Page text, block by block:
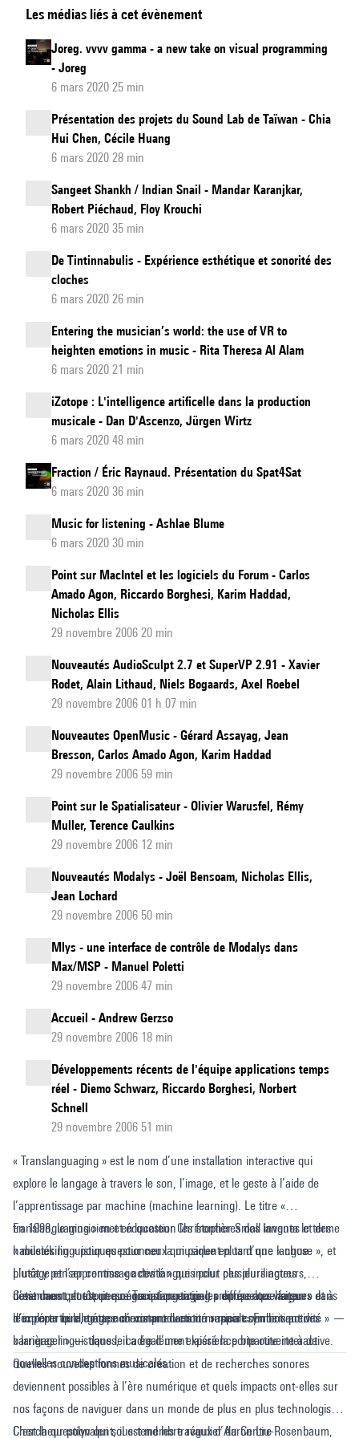
de
l’installation
interactive
Translanguaging
Les médias liés à cet évènement
Joreg. vvvv gamma - a new take on visual programming
- Joreg
6 mars 2020 25 min
Présentation des projets du Sound Lab de Taïwan - Chia
Hui Chen, Cécile Huang
6 mars 2020 28 min
Sangeet Shankh / Indian Snail - Mandar Karanjkar,
Robert Piéchaud, Floy Krouchi
6 mars 2020 35 min
De Tintinnabulis - Expérience esthétique et sonorité des
cloches
6 mars 2020 26 min
Entering the musician’s world: the use of VR to
heighten emotions in music - Rita Theresa Al Alam
6 mars 2020 21 min
iZotope : L'intelligence artificelle dans la production
musicale - Dan D'Ascenzo, Jürgen Wirtz
6 mars 2020 48 min
Fraction / Éric Raynaud. Présentation du Spat4Sat
6 mars 2020 36 min
Music for listening - Ashlae Blume
6 mars 2020 30 min
Point sur MacIntel et les logiciels du Forum - Carlos
Amado Agon, Riccardo Borghesi, Karim Haddad,
Nicholas Ellis
29 novembre 2006 20 min
Nouveautés AudioSculpt 2.7 et SuperVP 2.91 - Xavier
Rodet, Alain Lithaud, Niels Bogaards, Axel Roebel
29 novembre 2006 01 h 07 min
Nouveautes OpenMusic - Gérard Assayag, Jean
Bresson, Carlos Amado Agon, Karim Haddad
29 novembre 2006 59 min
Point sur le Spatialisateur - Olivier Warusfel, Rémy
Muller, Terence Caulkins
29 novembre 2006 12 min
Nouveautés Modalys - Joël Bensoam, Nicholas Ellis,
Jean Lochard
29 novembre 2006 50 min
Mlys - une interface de contrôle de Modalys dans
Max/MSP - Manuel Poletti
29 novembre 2006 47 min
Accueil - Andrew Gerzso
29 novembre 2006 18 min
Développements récents de l'équipe applications temps
réel - Diemo Schwarz, Riccardo Borghesi, Norbert
Schnell
29 novembre 2006 51 min
« Translanguaging » est le nom d’une installation interactive qui
explore le langage à travers le son, l’image, et le geste à l’aide de
l’apprentissage par machine (machine learning). Le titre «
translanguaging » met en question les frontières des langues et des
habiletés linguistiques pour ceux qui parlent plus d’une langue.
L’usage et l’apprentissage des langues pour ces plurilingues
deviennent plutôt une négociation entre les différentes langues dans
leur répertoire, toutes coexistant dans un rapport symbiotique.
En 1998, le musicien et éducateur Christopher Small inventa le terme
« musicking » pour questionner la musique en tant que « chose », et
plutôt y penser comme « activité » qui inclut plusieurs acteurs,
notamment, toute personne qui participait « en quelque façon » et à
n’importe quelle étape d’une production musicale. En brisant des
barrières linguistiques, il a également laissé la porte ouverte à de
nouvelles conceptions musicales.
C’est dans cet esprit que Translanguaging propose aux visiteurs
d'explorer le langage non comme « entité » mais comme « activité » —
« langager » — dans le cadre d’une expérience bipartite interactive.
Quelles nouvelles formes de création et de recherches sonores
deviennent possibles à l’ère numérique et quels impacts ont-elles sur
nos façons de naviguer dans un monde de plus en plus technologisé?
C’est la question qui sous-tend les travaux d’Aaron Liu-Rosenbaum,
Chercheur polyvalent, il est membre régulier du Centre